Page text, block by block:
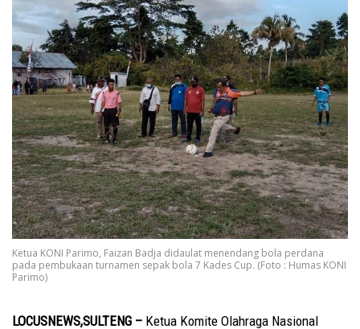
Ketua KONI Parimo, Faizan Badja didaulat menendang bola perdana
pada pembukaan turnamen sepak bola 7 Kades Cup. (Foto : Humas KONI
Parimo)
LOCUSNEWS,SULTENG – Ketua Komite Olahraga Nasional